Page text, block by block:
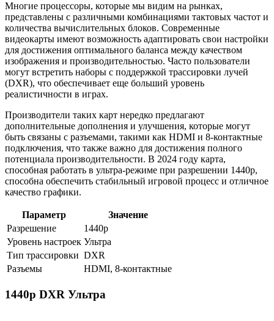
Многие процессоры, которые мы видим на рынках,
представлены с различными комбинациями тактовых частот и
количества вычислительных блоков. Современные
видеокарты имеют возможность адаптировать свои настройки
для достижения оптимального баланса между качеством
изображения и производительностью. Часто пользователи
могут встретить наборы с поддержкой трассировки лучей
(DXR), что обеспечивает еще больший уровень
реалистичности в играх.
Производители таких карт нередко предлагают
дополнительные дополнения и улучшения, которые могут
быть связаны с разъемами, такими как HDMI и 8-контактные
подключения, что также важно для достижения полного
потенциала производительности. В 2024 году карта,
способная работать в ультра-режиме при разрешении 1440p,
способна обеспечить стабильный игровой процесс и отличное
качество графики.
Параметр
Значение
Разрешение
1440p
Уровень настроек Ультра
Тип трассировки DXR
Разъемы
HDMI, 8-контактные
1440p DXR Ультра